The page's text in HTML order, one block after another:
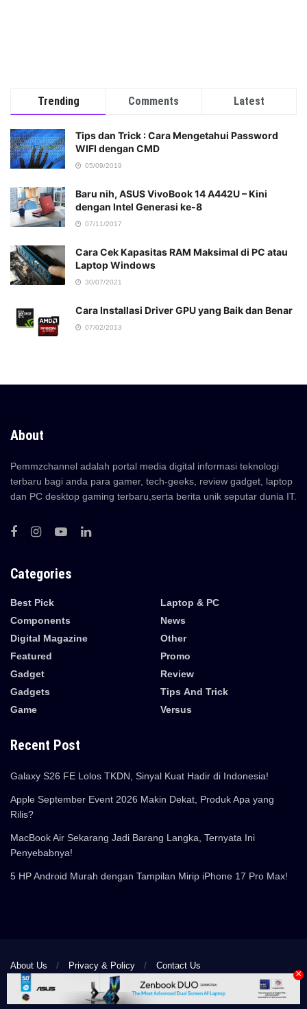
Trending Comments Latest
Tips dan Trick : Cara Mengetahui Password
WIFI dengan CMD
05/09/2019
Baru nih, ASUS VivoBook 14 A442U – Kini
dengan Intel Generasi ke-8
07/11/2017
Cara Cek Kapasitas RAM Maksimal di PC atau
Laptop Windows
30/07/2021
Cara Installasi Driver GPU yang Baik dan Benar
07/02/2013
About
Pemmzchannel adalah portal media digital informasi teknologi
terbaru bagi anda para gamer, tech-geeks, review gadget, laptop
dan PC desktop gaming terbaru,serta berita unik seputar dunia IT.
Categories
Best Pick
Components
Digital Magazine
Featured
Gadget
Gadgets
Game
Laptop & PC
News
Other
Promo
Review
Tips And Trick
Versus
Recent Post
Galaxy S26 FE Lolos TKDN, Sinyal Kuat Hadir di Indonesia!
Apple September Event 2026 Makin Dekat, Produk Apa yang
Rilis?
MacBook Air Sekarang Jadi Barang Langka, Ternyata Ini
Penyebabnya!
5 HP Android Murah dengan Tampilan Mirip iPhone 17 Pro Max!
About Us Privacy & Policy Contact Us
© 2024 Pemmzchannel
×